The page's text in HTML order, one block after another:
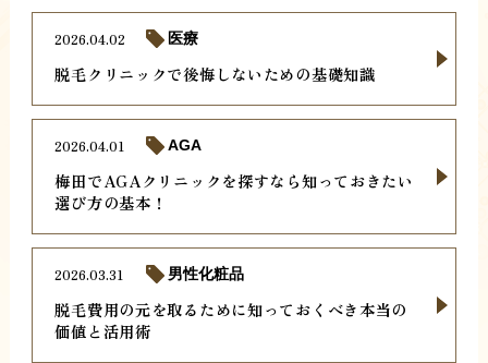
脱毛クリニックで後悔しないための基礎知識
2026.04.02 医療
梅田でAGAクリニックを探すなら知っておきたい
選び方の基本！
2026.04.01 AGA
脱毛費用の元を取るために知っておくべき本当の
価値と活用術
2026.03.31 男性化粧品